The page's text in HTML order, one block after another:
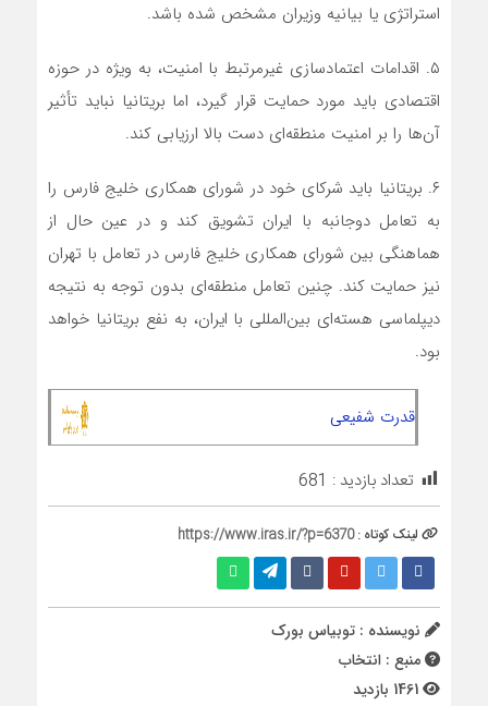
استراتژی یا بیانیه وزیران مشخص شده باشد.
۵. اقدامات اعتمادسازی غیرمرتبط با امنیت، به ویژه در حوزه
اقتصادی باید مورد حمایت قرار گیرد، اما بریتانیا نباید تأثیر
آن‌ها را بر امنیت منطقه‌ای دست بالا ارزیابی کند.
۶. بریتانیا باید شرکای خود در شورای همکاری خلیج فارس را
به تعامل دوجانبه با ایران تشویق کند و در عین حال از
هماهنگی بین شورای همکاری خلیج فارس در تعامل با تهران
نیز حمایت کند. چنین تعامل منطقه‌ای بدون توجه به نتیجه
دیپلماسی هسته‌ای بین‌المللی با ایران، به نفع بریتانیا خواهد
بود.
قدرت شفیعی
تعداد بازدید : 681
لینک کوتاه :https://www.iras.ir/?p=6370
نویسنده : توبیاس بورک
منبع : انتخاب